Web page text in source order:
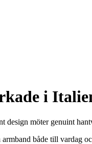
i
design möter genuint
både till vardag